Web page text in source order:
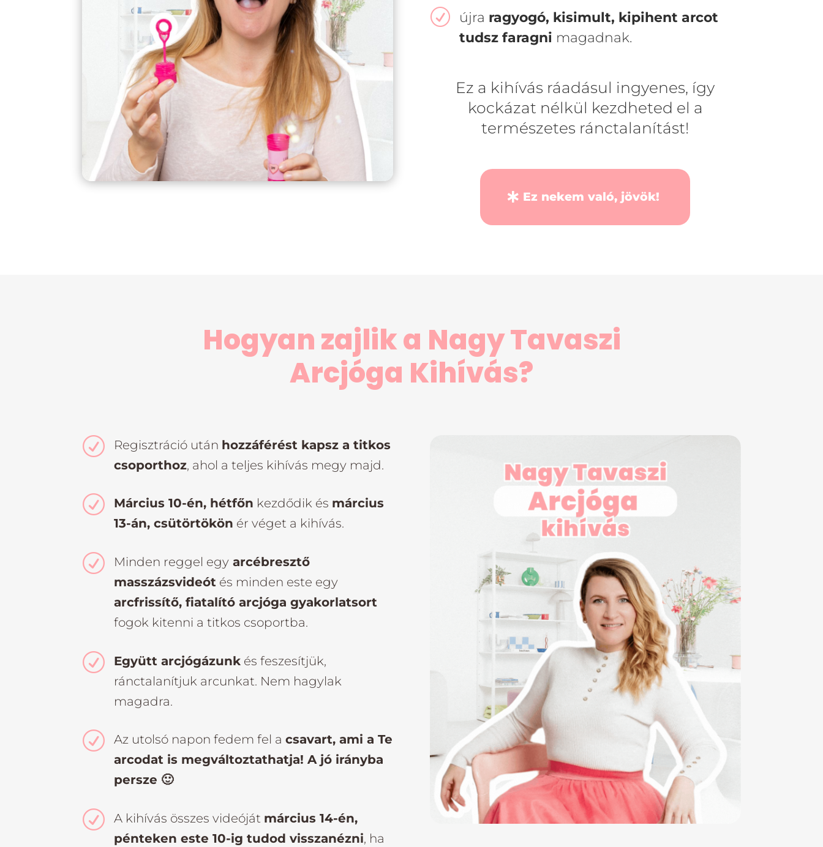
R újra ragyogó, kisimult, kipihent arcot
tudsz faragni magadnak.
Ez a kihívás ráadásul ingyenes, így
kockázat nélkül kezdheted el a
természetes ránctalanítást!
Ez nekem való, jövök!
Hogyan zajlik a Nagy Tavaszi
Arcjóga Kihívás?
R Regisztráció után hozzáférést kapsz a titkos
csoporthoz, ahol a teljes kihívás megy majd.
R Március 10-én, hétfőn kezdődik és március
13-án, csütörtökön ér véget a kihívás.
R Minden reggel egy arcébresztő
masszázsvideót és minden este egy
arcfrissítő, fiatalító arcjóga gyakorlatsort
fogok kitenni a titkos csoportba.
R Együtt arcjógázunk és feszesítjük,
ránctalanítjuk arcunkat. Nem hagylak
magadra.
R Az utolsó napon fedem fel acsavart, ami a Te
arcodat is megváltoztathatja! A jó irányba
persze 🙂
R A kihívás összes videóját március 14-én,
pénteken este 10-ig tudod visszanézni, ha